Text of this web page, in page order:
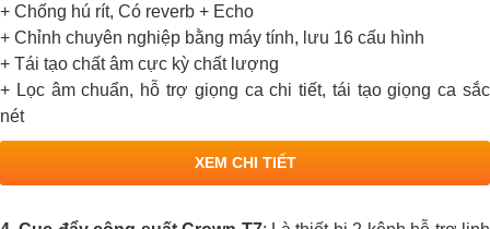
+ Chống hú rít, Có reverb + Echo
+ Chỉnh chuyên nghiệp bằng máy tính, lưu 16 cấu hình
+ Tái tạo chất âm cực kỳ chất lượng
+ Lọc âm chuẩn, hỗ trợ giọng ca chi tiết, tái tạo giọng ca sắc
nét
XEM CHI TIẾT